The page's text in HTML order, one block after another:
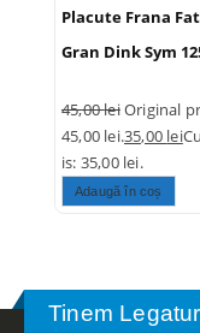
Placute Frana
Gran Dink Sym
45,00leiOriginal
45,00 lei.35,00 lei
is: 35,00 lei.
Adaugă în coș
Tinem